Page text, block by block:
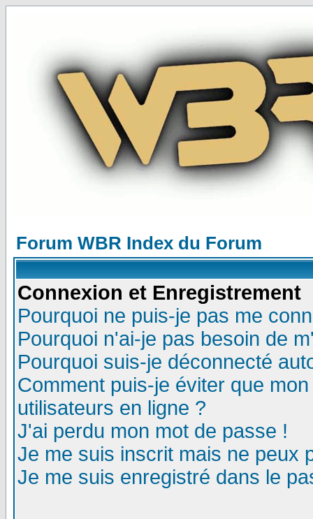
Forum WBR Index du Forum
Connexion et Enregistrement
Pourquoi ne puis-je pas me
Pourquoi n'ai-je pas besoin de
Pourquoi suis-je déconnecté
Comment puis-je éviter que
utilisateurs en ligne ?
J'ai perdu mon mot de passe !
Je me suis inscrit mais ne peux
Je me suis enregistré dans le